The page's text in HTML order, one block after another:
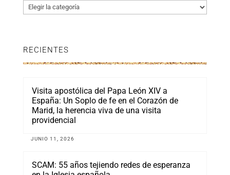
Categorías
RECIENTES
Visita apostólica del Papa León XIV a
España: Un Soplo de fe en el Corazón de
Marid, la herencia viva de una visita
providencial
JUNIO 11, 2026
SCAM: 55 años tejiendo redes de esperanza